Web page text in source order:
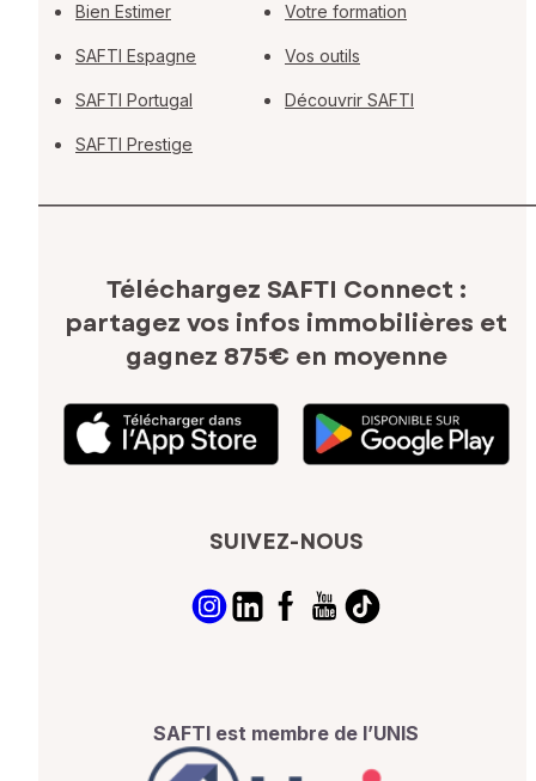
Bien Estimer
SAFTI Espagne
SAFTI Portugal
SAFTI Prestige
Votre formation
Vos outils
Découvrir SAFTI
Téléchargez SAFTI Connect :
partagez vos infos immobilières et
gagnez 875€ en moyenne
SUIVEZ-NOUS
SAFTI est membre de l’UNIS